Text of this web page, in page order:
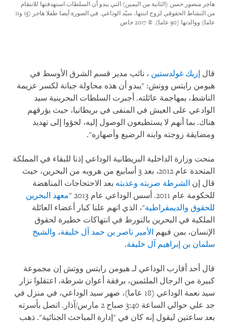
هاجر منصور حسن (الثانية من اليمين) التي يبدو أن السلطات استهدفتها للانتقام
من النشاط الحقوقي لزوج ابنتها، سيّد الوداعي. في الصورة أيضا طفلا هاجر (13 و11
عاما) ووالدتها (90 عاما).
© 2017 خاص
قال إريك غولدستين ، نائب مدير قسم الشرق الأوسط في
هيومن رايتس ووتش: "يبدو أن هذه محاولة جبانة لكسر عزيمة
الناشط، بمهاجمة عائلته. أجبرت السلطات البحرينية سيد
الوادعي على العيش في المنفى في بريطانيا، حيث يؤرقهم
هناك. بما أنهم لا يستطيعون الوصول إليه، لجؤوا إلى تهديد
ومضايقة زوجته وابنه الرضيع وأصهاره".
منحت وزارة الداخلية البريطانية الوداعي إذنا للبقاء في المملكة
المتحدة عام 2012، بعد 3 أسابيع من هروبه من البحرين، حيث
قال إن الشرطة ضربته وعذبته بعد الاحتجاجات المناهضة
للحكومة عام 2011. أسس الوداعي عام 2013 "
معهد البحرين
للحقوق والديمقراطية"، الذي اتهم علنا ​​كبار أعضاء العائلة
الملكية في البحرين بالتورط في انتهاكات خطيرة لحقوق
الإنسان، بمن فيهم الأمير ناصر بن حمد آل خليفة، والشيخ
سلمان بن إبراهيم آل خليفة.
قال أحد أقارب الوداعي لـ هيومن رايتس ووتش إن مجموعة
كبيرة من الرجال الملثمين، برفقة أعوان شرطة، اعتقلوا نزار
سيد نعمة الوداعي (18 عاما)، صهر سيد الوداعي، في منزل في
جد علي حوالي الساعة 3:40 صباح 2 مارس/آذار. اتصل بأسرته
بعد ساعتين ليقول إنه كان في "إدارة المباحث الجنائية". ذهب